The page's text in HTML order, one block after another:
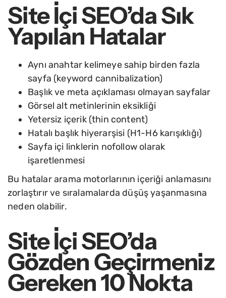
Site İçi SEO’da Sık
Yapılan Hatalar
Aynı anahtar kelimeye sahip birden fazla
sayfa (keyword cannibalization)
Başlık ve meta açıklaması olmayan sayfalar
Görsel alt metinlerinin eksikliği
Yetersiz içerik (thin content)
Hatalı başlık hiyerarşisi (H1-H6 karışıklığı)
Sayfa içi linklerin nofollow olarak
işaretlenmesi
Bu hatalar arama motorlarının içeriği anlamasını
zorlaştırır ve sıralamalarda düşüş yaşanmasına
neden olabilir.
Site İçi SEO’da
Gözden Geçirmeniz
Gereken 10 Nokta